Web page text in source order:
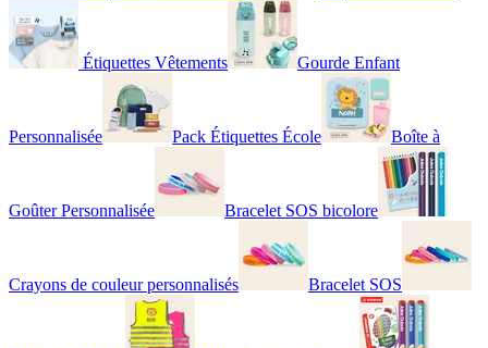
Étiquettes Vêtements Gourde Enfant
Personnalisée Pack Étiquettes École Boîte à
Goûter Personnalisée Bracelet SOS bicolore
Crayons de couleur personnalisés Bracelet SOS